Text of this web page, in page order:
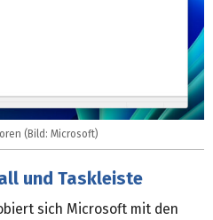
(Bild: Microsoft)
und Taskleiste
sich Microsoft mit den